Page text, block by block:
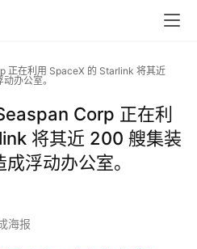
正在利用 SpaceX 的 Starlink 将其近
办公室。
Corp 正在利
将其近 200 艘集装
浮动办公室。
海报